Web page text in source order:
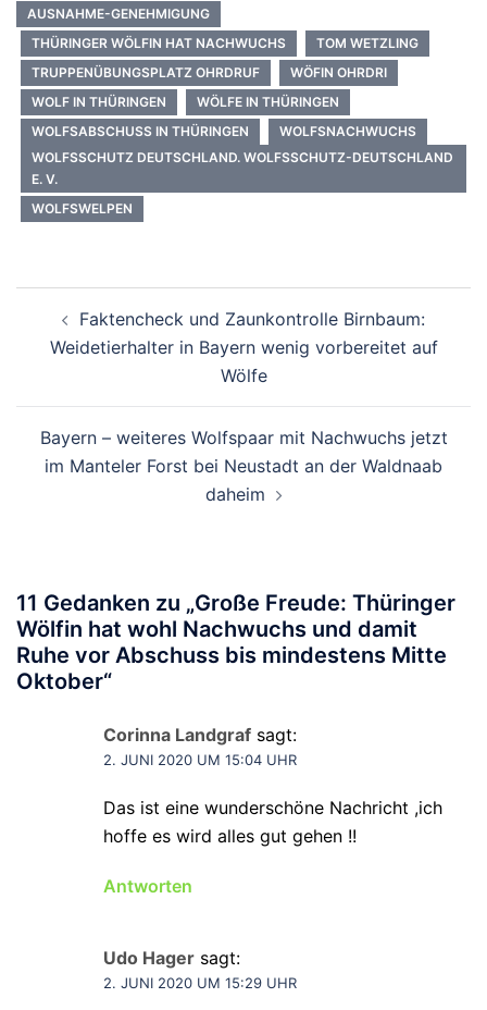
AUSNAHME-GENEHMIGUNG
THÜRINGER WÖLFIN HAT NACHWUCHS
TOM WETZLING
TRUPPENÜBUNGSPLATZ OHRDRUF
WÖFIN OHRDRI
WOLF IN THÜRINGEN
WÖLFE IN THÜRINGEN
WOLFSABSCHUSS IN THÜRINGEN
WOLFSNACHWUCHS
WOLFSSCHUTZ DEUTSCHLAND. WOLFSSCHUTZ-DEUTSCHLAND
E. V.
WOLFSWELPEN
Faktencheck und Zaunkontrolle Birnbaum:
Weidetierhalter in Bayern wenig vorbereitet auf
Wölfe
Bayern – weiteres Wolfspaar mit Nachwuchs jetzt
im Manteler Forst bei Neustadt an der Waldnaab
daheim
11 Gedanken zu „Große Freude: Thüringer
Wölfin hat wohl Nachwuchs und damit
Ruhe vor Abschuss bis mindestens Mitte
Oktober“
Corinna Landgraf sagt:
2. JUNI 2020 UM 15:04 UHR
Das ist eine wunderschöne Nachricht ,ich
hoffe es wird alles gut gehen !!
Antworten
Udo Hager sagt:
2. JUNI 2020 UM 15:29 UHR